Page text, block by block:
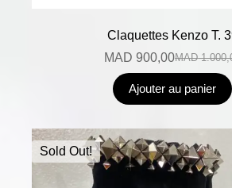
Claquettes Kenzo T.
MAD
MAD 900,00
Ajouter au panier
Sold Out!